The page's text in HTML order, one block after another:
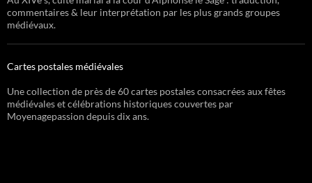
commentaires & leur interprétation par les plus grands groupes
médiévaux.
Cartes postales médiévales
Une collection de près de 60 cartes postales consacrées aux fêtes
médiévales et célébrations historiques couvertes par
Moyenagepassion depuis dix ans.